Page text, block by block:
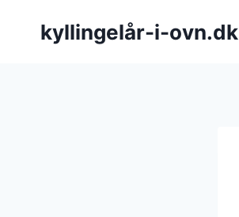
kyllingelår-i-ovn.dk